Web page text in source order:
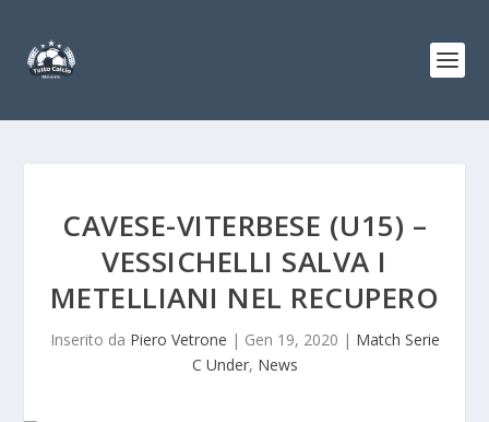
CAVESE-VITERBESE (U15) –
VESSICHELLI SALVA I
METELLIANI NEL RECUPERO
Inserito da Piero Vetrone | Gen 19, 2020 | Match Serie
C Under, News